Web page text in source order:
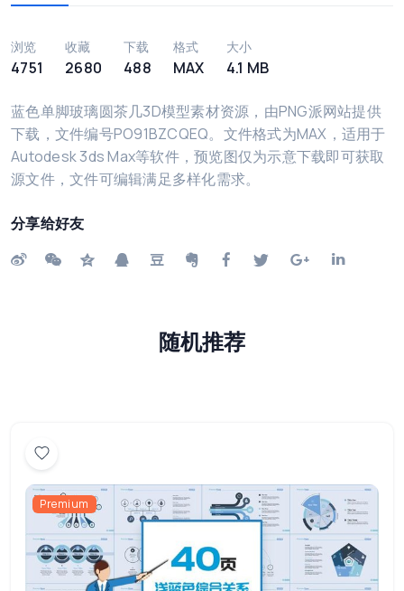
浏览
4751
收藏
2680
下载
488
格式
MAX
大小
4.1 MB
蓝色单脚玻璃圆茶几3D模型素材资源，由PNG派网站提供
下载，文件编号PO91BZCQEQ。文件格式为MAX，适用于
Autodesk 3ds Max等软件，预览图仅为示意下载即可获取
源文件，文件可编辑满足多样化需求。
分享给好友
随机推荐
Premium